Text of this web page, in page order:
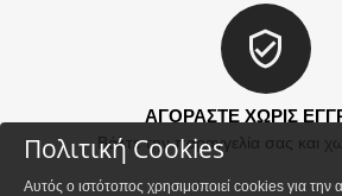
ΑΓΟΡΑΣΤΕ ΧΩΡΙΣ
Βάλτε την παραγγελία σας και
Πολιτική Cookies
Αυτός ο ιστότοπος χρησιμοποιεί cookies για την